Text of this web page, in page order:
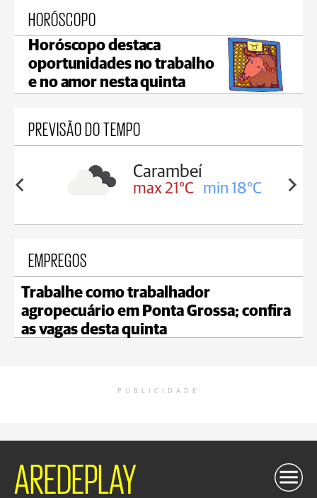
HORÓSCOPO
Horóscopo destaca
oportunidades no trabalho
e no amor nesta quinta
PREVISÃO DO TEMPO
19°C
Carambeí
max 21°C min 18°C
EMPREGOS
Trabalhe como trabalhador
agropecuário em Ponta Grossa; confira
as vagas desta quinta
PUBLICIDADE
AREDEPLAY